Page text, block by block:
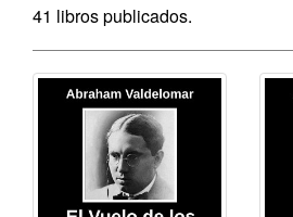
41 libros publicados.